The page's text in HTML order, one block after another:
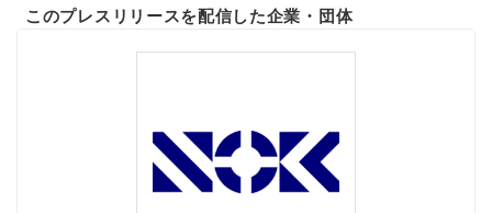
このプレスリリースを配信した企業・団体